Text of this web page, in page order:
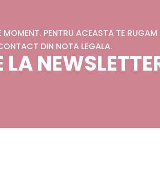
PENTRU ACEASTA TE RUGAM
DIN NOTA LEGALA.